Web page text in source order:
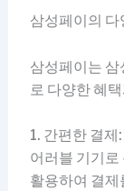
삼성페이의 다
삼성페이는
로 다양한 혜
1. 간편한 결
어러블 기기로
활용하여 결제